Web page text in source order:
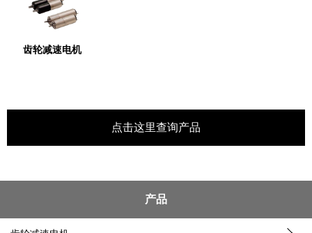
齿轮减速电机
点击这里查询产品
产品